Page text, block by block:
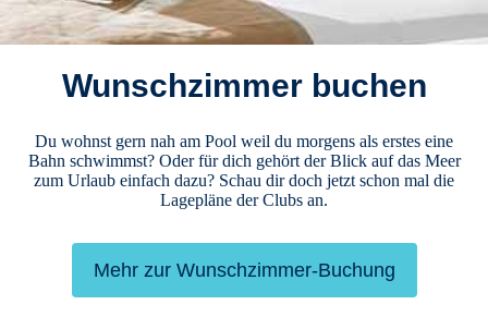
Wunschzimmer buchen
Du wohnst gern nah am Pool weil du morgens als erstes eine
Bahn schwimmst? Oder für dich gehört der Blick auf das Meer
zum Urlaub einfach dazu? Schau dir doch jetzt schon mal die
Lagepläne der Clubs an.
Mehr zur Wunschzimmer-Buchung